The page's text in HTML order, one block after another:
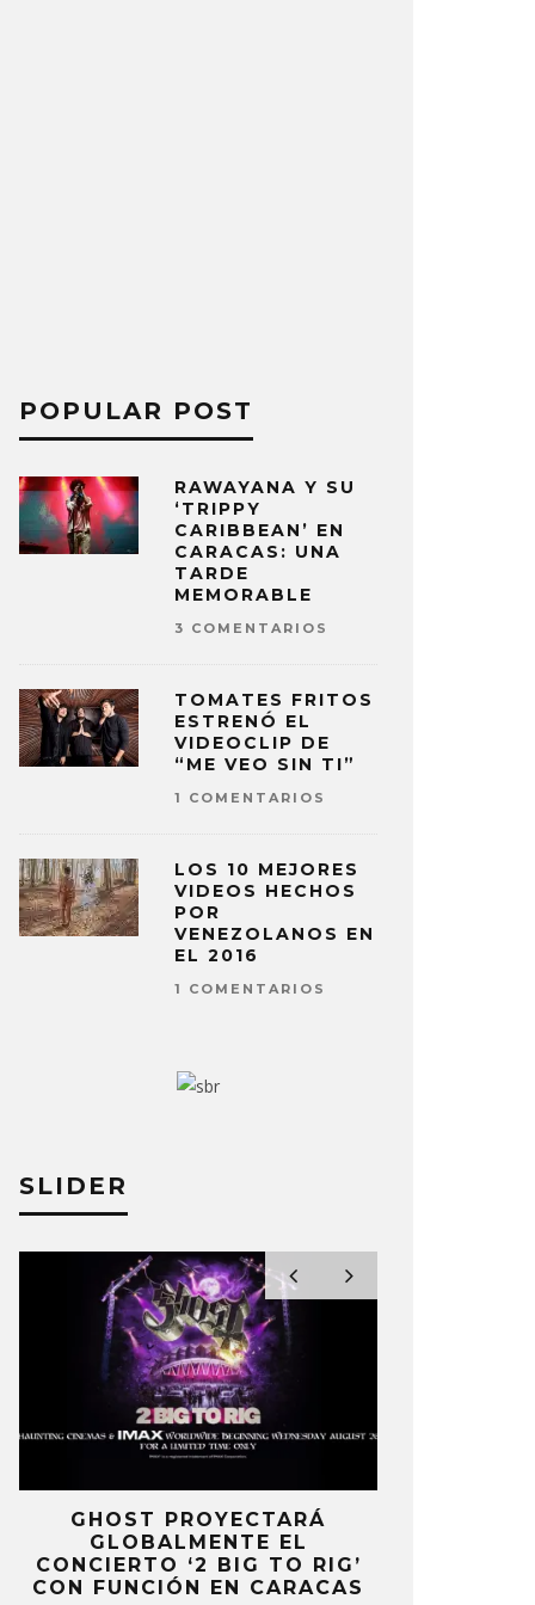
UN DÍA COMO HOY (29 –
FEBRERO)
POPULAR POST
RAWAYANA Y SU
‘TRIPPY
CARIBBEAN’ EN
CARACAS: UNA
TARDE
MEMORABLE
3 COMENTARIOS
TOMATES FRITOS
ESTRENÓ EL
VIDEOCLIP DE
“ME VEO SIN TI”
1 COMENTARIOS
LOS 10 MEJORES
VIDEOS HECHOS
POR
VENEZOLANOS EN
EL 2016
1 COMENTARIOS
SLIDER
GHOST PROYECTARÁ
GLOBALMENTE EL
CONCIERTO ‘2 BIG TO RIG’
CON FUNCIÓN EN CARACAS